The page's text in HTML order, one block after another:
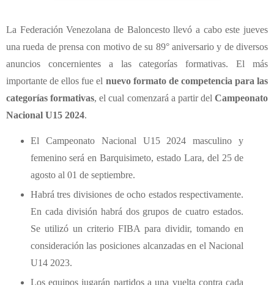
La Federación Venezolana de Baloncesto llevó a cabo este jueves
una rueda de prensa con motivo de su 89° aniversario y de diversos
anuncios concernientes a las categorías formativas. El más
importante de ellos fue el nuevo formato de competencia para las
categorías formativas, el cual comenzará a partir del Campeonato
Nacional U15 2024.
El Campeonato Nacional U15 2024 masculino y
femenino será en Barquisimeto, estado Lara, del 25 de
agosto al 01 de septiembre.
Habrá tres divisiones de ocho estados respectivamente.
En cada división habrá dos grupos de cuatro estados.
Se utilizó un criterio FIBA para dividir, tomando en
consideración las posiciones alcanzadas en el Nacional
U14 2023.
Los equipos jugarán partidos a una vuelta contra cada